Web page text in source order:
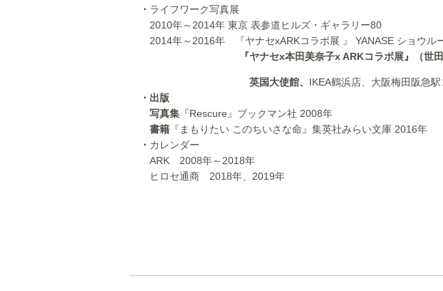
・ ライフワーク写真展
2010年～2014年 東京 表参道ヒルズ・ギャラリー80
2014年～2016年 『ヤナセxARKコラボ展 』 YANASE ショウル
『ヤナセx本田美奈子x ARKコラボ展』（世田谷シ
英国大使館、 IKEA鶴浜店、大阪梅田阪急
・出版
写真集 『Rescure』ブックマン社 2008年
書籍 『まもりたい このちいさな命』集英社みらい文庫 2016年
・ カレンダー
ARK 2008年～2018年
ヒロセ通商 2018年、2019年